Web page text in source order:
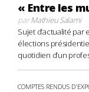
« Entre les
parMathieu Salami
Sujet d’actualité par
élections
quotidien d’un
COMPTES RENDUS